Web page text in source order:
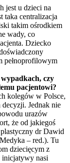
jest u dzieci na
taka centralizacja
takim ośrodkiem
wady, co
Dziecko
pełnoprofilowym
wypadkach, czy
pacjentowi?
kolegów w Polsce,
decyzji. Jednak nie
urazów
że od jakiegoś
dr Dawid
– red.). Tu
dziecięcym z
nasi